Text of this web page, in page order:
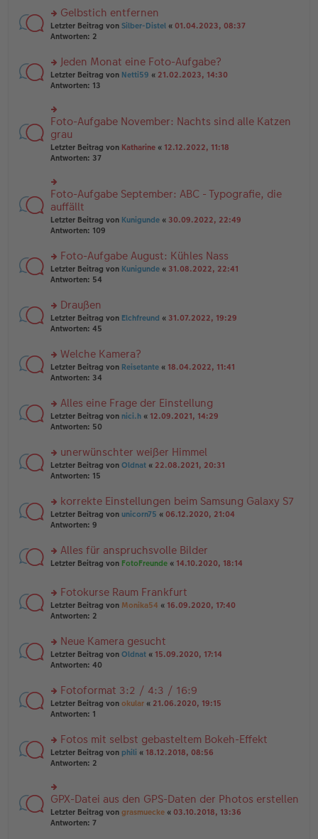
tr
a
g
e
n
er
tr
a
g
n
g
el
e
n
er
tr
a
g
rs
te
n
g
el
e
n
er
B
ei
tr
g
Gelbstich entfernen
Letzter Beitrag von Silber-Distel « 01.04.2023, 08:37
Antworten: 2
rs
te
u
n
g
el
es
e
er
B
tr
a
g
Jeden Monat eine Foto-Aufgabe?
Letzter Beitrag von Netti59 « 21.02.2023, 14:30
Antworten: 13
rs
te
r
u
n
el
es
e
n
er
tr
a
g
Foto-Aufgabe November: Nachts sind alle Katzen
grau
Letzter Beitrag von Katharine « 12.12.2022, 11:18
Antworten: 37
rs
te
r
u
n
el
es
e
B
ei
tr
g
Foto-Aufgabe September: ABC - Typografie, die
auffällt
Letzter Beitrag von Kunigunde « 30.09.2022, 22:49
Antworten: 109
rs
te
n
g
el
e
n
er
tr
a
g
Foto-Aufgabe August: Kühles Nass
Letzter Beitrag von Kunigunde « 31.08.2022, 22:41
Antworten: 54
rs
te
n
g
el
e
n
er
tr
a
g
Draußen
Letzter Beitrag von Elchfreund « 31.07.2022, 19:29
Antworten: 45
rs
te
n
g
el
e
n
er
tr
a
g
Welche Kamera?
Letzter Beitrag von Reisetante « 18.04.2022, 11:41
Antworten: 34
rs
te
n
g
el
e
n
er
tr
a
Alles eine Frage der Einstellung
Letzter Beitrag von nici.h « 12.09.2021, 14:29
Antworten: 50
rs
te
n
g
el
e
n
ei
tr
a
unerwünschter weißer Himmel
Letzter Beitrag von Oldnat « 22.08.2021, 20:31
Antworten: 15
rs
te
n
g
es
e
n
er
ei
tr
a
korrekte Einstellungen beim Samsung Galaxy S7
Letzter Beitrag von unicorn75 « 06.12.2020, 21:04
Antworten: 9
rs
u
n
g
es
e
n
er
ei
tr
a
Alles für anspruchsvolle Bilder
Letzter Beitrag von FotoFreunde « 14.10.2020, 18:14
rs
te
n
g
el
e
n
er
tr
a
g
Fotokurse Raum Frankfurt
Letzter Beitrag von Monika54 « 16.09.2020, 17:40
Antworten: 2
rs
te
n
g
el
e
n
er
tr
a
g
Neue Kamera gesucht
Letzter Beitrag von Oldnat « 15.09.2020, 17:14
Antworten: 40
rs
te
n
g
el
e
n
er
B
Fotoformat 3:2 / 4:3 / 16:9
Letzter Beitrag von okular « 21.06.2020, 19:15
Antworten: 1
rs
te
u
n
g
el
es
Fotos mit selbst gebasteltem Bokeh-Effekt
Letzter Beitrag von phili « 18.12.2018, 08:56
Antworten: 2
rs
te
r
GPX-Datei aus den GPS-Daten der Photos erstellen
Letzter Beitrag von grasmuecke « 03.10.2018, 13:36
Antworten: 7